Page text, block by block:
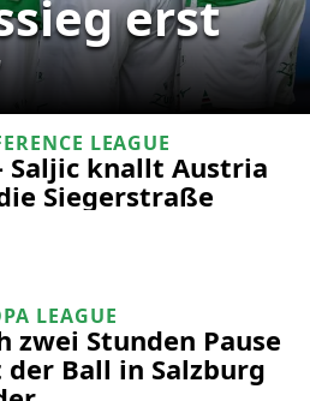
erst
LEAGUE
Saljic knallt Austria
Siegerstraße
LEAGUE
zwei Stunden Pause
Ball in Salzburg